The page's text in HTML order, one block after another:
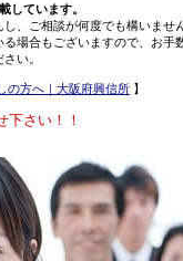
しています。
、ご相談が何度でも構いませ
場合もございますので、お手
い。
の方へ｜大阪府興信所 】
下さい！！